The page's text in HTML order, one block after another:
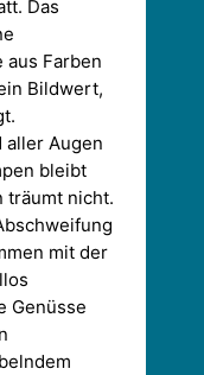
Das
Farben
Bildwert,
aller Augen
bleibt
träumt nicht.
mit der
Genüsse